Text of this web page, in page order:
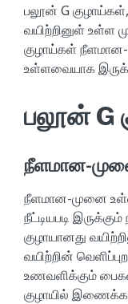
பலூன் G
வயிற்றினுள்
குழாய்கள்
உள்ளவையாக
பலூன் G
நீளமான-
நீளமான-முனை
நீட்டியபடி
குழாயானது
வயிற்றின்
உணவளிக்கும்
குழாயில்